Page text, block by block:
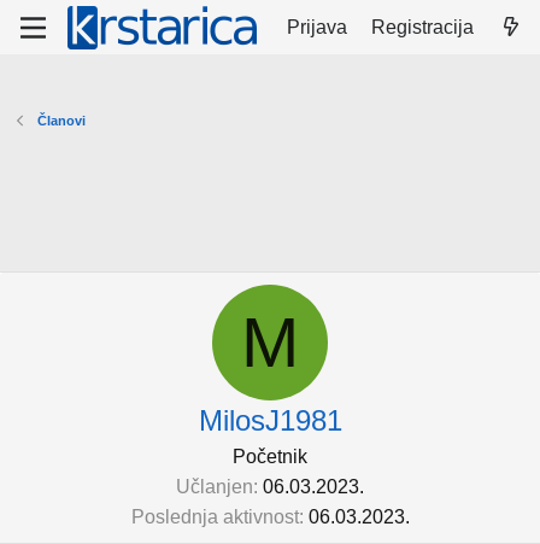
Prijava Registracija
Članovi
M
MilosJ1981
Početnik
Učlanjen 06.03.2023.
Poslednja aktivnost 06.03.2023.